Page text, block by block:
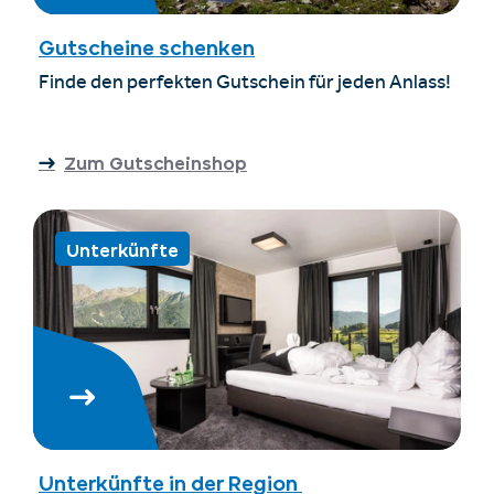
Gutscheine schenken
Finde den perfekten Gutschein für jeden Anlass!
Zum Gutscheinshop
Unterkünfte
Unterkünfte in der Region